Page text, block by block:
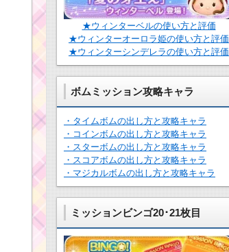
★ウィンターベルの使い方と評価
★ウィンターオーロラ姫の使い方と評価
★ウィンターシンデレラの使い方と評価
ボムミッション攻略キャラ
・タイムボムの出し方と攻略キャラ
・コインボムの出し方と攻略キャラ
・スターボムの出し方と攻略キャラ
・スコアボムの出し方と攻略キャラ
・マジカルボムの出し方と攻略キャラ
ミッションビンゴ20･21枚目